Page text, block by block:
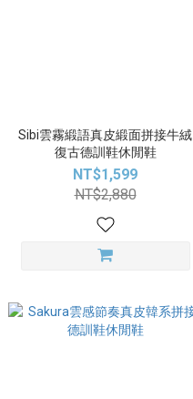
Sibi雲霧緞語真皮緞面拼接牛絨
復古德訓鞋休閒鞋
NT$1,599
NT$2,880